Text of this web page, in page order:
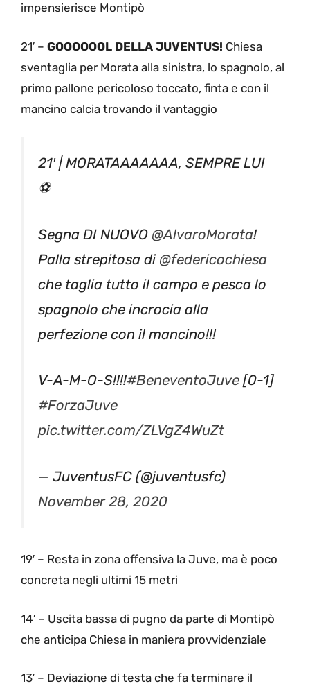
impensierisce Montipò
21′ – GOOOOOOL DELLA JUVENTUS! Chiesa
sventaglia per Morata alla sinistra, lo spagnolo, al
primo pallone pericoloso toccato, finta e con il
mancino calcia trovando il vantaggio
21′ | MORATAAAAAAA, SEMPRE LUI
⚽
Segna DI NUOVO @AlvaroMorata!
Palla strepitosa di @federicochiesa
che taglia tutto il campo e pesca lo
spagnolo che incrocia alla
perfezione con il mancino!!!
V-A-M-O-S!!!!#BeneventoJuve [0-1]
#ForzaJuve
pic.twitter.com/ZLVgZ4WuZt
— JuventusFC (@juventusfc)
November 28, 2020
19′ – Resta in zona offensiva la Juve, ma è poco
concreta negli ultimi 15 metri
14′ – Uscita bassa di pugno da parte di Montipò
che anticipa Chiesa in maniera provvidenziale
13′ – Deviazione di testa che fa terminare il